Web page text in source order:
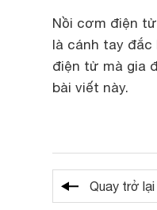
Nồi cơm điện
là cánh tay đắc
điện tử mà gia
bài viết này.
Quay trở lại